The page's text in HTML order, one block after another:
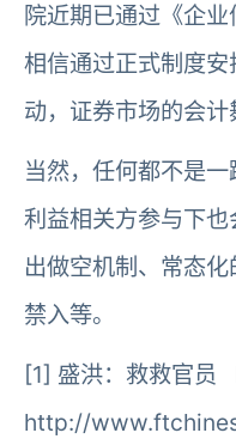
院近期已通过《企
相信通过正式制度
动，证券市场的会计
当然，任何都不是
利益相关方参与下
出做空机制、常态
禁入等。
[1] 盛洪：救救官员
http://